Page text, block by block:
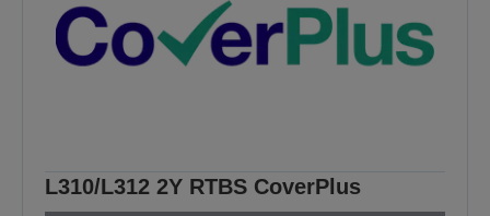
L310/L312 2Y RTBS CoverPlus